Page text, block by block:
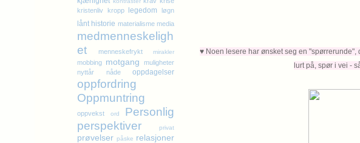
♥ Noen lesere har ønsket seg en "spørrerunde",
lurt på, spør i vei -
kristenliv kropp legedom løgn
lånt historie materialisme media
medmenneskeligh
et
menneskefrykt mirakler
mobbing motgang
muligheter
nyttår
nåde oppdagelser
oppfordring
Oppmuntring
oppvekst ord
Personlig
perspektiver
privat
prøvelser påske relasjoner